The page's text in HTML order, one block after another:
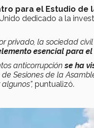
para el Estudio de
dedicado a la
privado, la sociedad
esencial para
anticorrupciónse ha
Sesiones de la
puntualizó.